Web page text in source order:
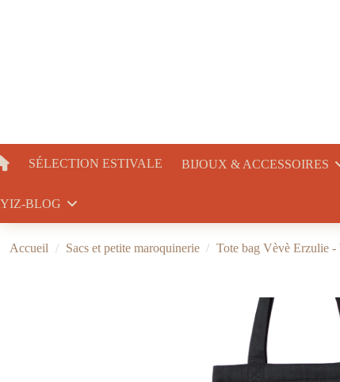
SÉLECTION ESTIVALE BIJOUX & ACCESSOIRES
BLOG
Accueil Sacs et petite maroquinerie Tote bag Vèvè Erzulie -